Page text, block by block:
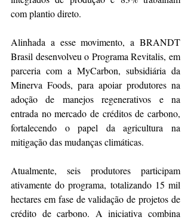
com plantio direto.
Alinhada a esse movimento, a BRANDT
Brasil desenvolveu o Programa Revitalis, em
parceria com a MyCarbon, subsidiária da
Minerva Foods, para apoiar produtores na
adoção de manejos regenerativos e na
entrada no mercado de créditos de carbono,
fortalecendo o papel da agricultura na
mitigação das mudanças climáticas.
Atualmente, seis produtores participam
ativamente do programa, totalizando 15 mil
hectares em fase de validação de projetos de
crédito de carbono. A iniciativa combina